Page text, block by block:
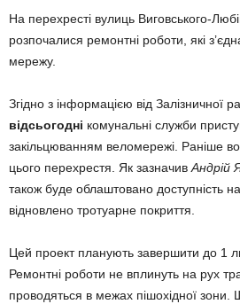
На перехресті вулиць Виговського-
розпочалися ремонтні роботи, які
мережу.
Згідно з інформацією від Залізничної
відсьогодні комунальні служби
закільцюванням веломережі. Раніше
цього перехрестя. Як зазначивАндрій
також буде облаштовано доступність
відновлено тротуарне покриття.
Цей проект планують завершити до 1
Ремонтні роботи не вплинуть на рух
проводяться в межах пішохідної зони.